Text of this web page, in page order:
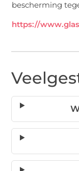
bescherming
https://